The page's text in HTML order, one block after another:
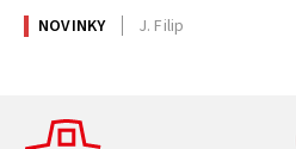
NOVINKY J. Filip